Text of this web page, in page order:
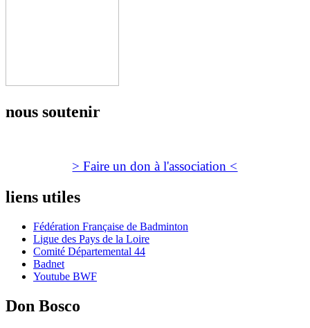
nous soutenir
> Faire un don à l'association <
liens utiles
Fédération Française de Badminton
Ligue des Pays de la Loire
Comité Départemental 44
Badnet
Youtube BWF
Don Bosco